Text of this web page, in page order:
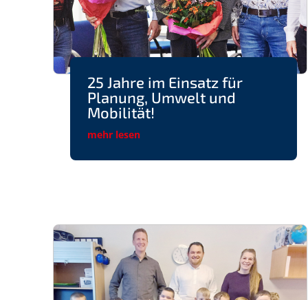
25 Jahre im Einsatz für
Planung, Umwelt und
Mobilität!
mehr lesen